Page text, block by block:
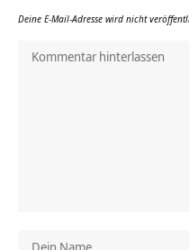
Deine E-Mail-Adresse wird nicht